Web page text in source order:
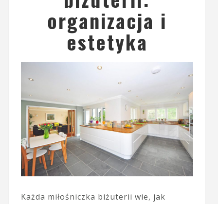
organizacja i
estetyka
Każda miłośniczka biżuterii wie, jak